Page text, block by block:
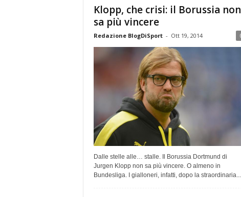
Klopp, che crisi: il Borussia non
sa più vincere
Redazione BlogDiSport - Ott 19, 2014
Dalle stelle alle… stalle. Il Borussia Dortmund di
Jurgen Klopp non sa più vincere. O almeno in
Bundesliga. I gialloneri, infatti, dopo la straordinaria...